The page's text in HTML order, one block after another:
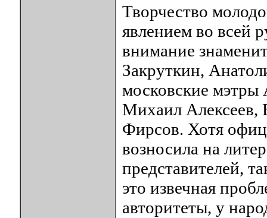
Творчество
явлением во всей
внимание
Закруткин,
московские
Михаил Алексеев,
Фирсов. Хотя
возносила на
представителей,
это извечная
авторитеты, у